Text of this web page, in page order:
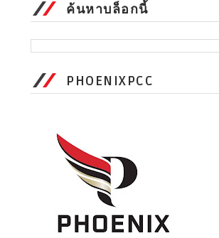
ค้นหาบล็อกนี้
PHOENIXPCC